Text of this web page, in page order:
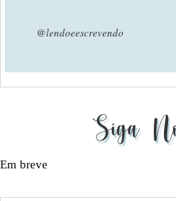
@lendoeescrevendo
Siga
Em breve